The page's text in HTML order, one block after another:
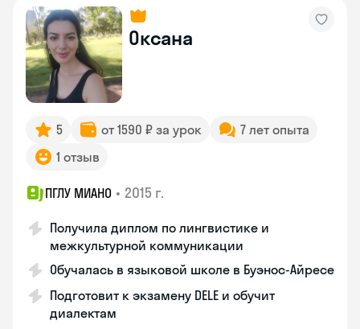
Оксана
5 от 1590 ₽ за урок
7 лет опыта
1 отзыв
ПГЛУ МИАНО • 2015 г.
Получила диплом по лингвистике и
межкультурной коммуникации
Обучалась в языковой школе в Буэнос-Айресе
Подготовит к экзамену DELE и обучит
диалектам